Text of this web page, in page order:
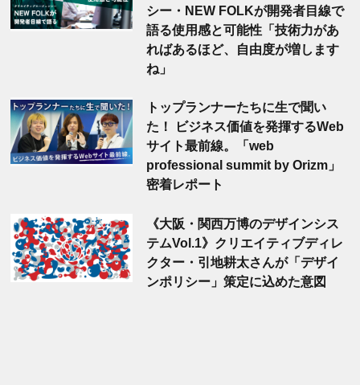
シー・NEW FOLKが開発者目線で
語る使用感と可能性「技術力があ
ればあるほど、自由度が増します
ね」
トップランナーたちに生で聞い
た！ ビジネス価値を発揮するWeb
サイト最前線。「web
professional summit by Orizm」
密着レポート
《大阪・関西万博のデザインシス
テムVol.1》クリエイティブディレ
クター・引地耕太さんが「デザイ
ンポリシー」策定に込めた意図